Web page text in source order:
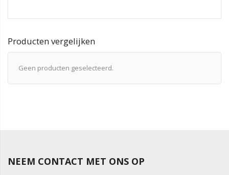
Producten vergelijken
Geen producten geselecteerd.
NEEM CONTACT MET ONS OP